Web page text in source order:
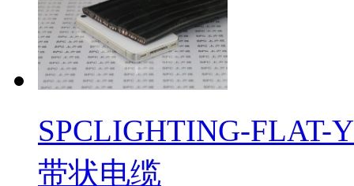
​SPCLIGHTING-FLAT-
带状电缆